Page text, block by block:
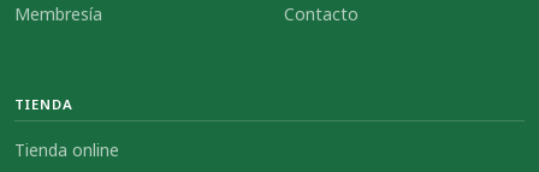
Membresía
Contacto
TIENDA
Tienda online